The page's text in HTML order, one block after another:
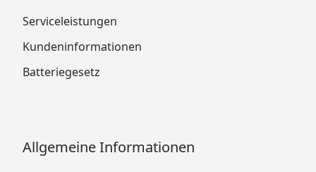
Serviceleistungen
Kundeninformationen
Batteriegesetz
Allgemeine Informationen